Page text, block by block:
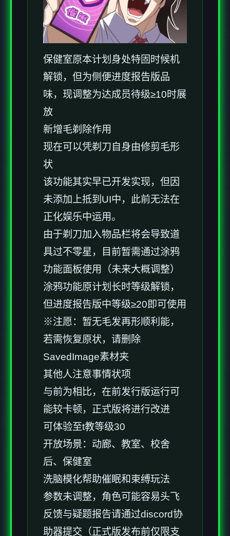
保健室原本计划身处特固时候机
解锁，但为侧便进度报告版品
味，现调整为达成员待级≥10时展
放
新增毛剃除作用
现在可以凭剃刀自身由修剪毛形
状
该功能其实早已开发实现，但因
未添加上抵到UI中，此前无法在
正化娱乐中运用。
由于剃刀加入物品栏将会导致道
具过不零星，目前暂需通过涂鸦
功能面板使用（未来大概调整）
涂鸦功能原计划长时等级解锁，
但进度报告版中等级≥20即可使用
※注愿：暂无毛发再形顺利能，
若需恢复原状，请删除
SavedImage素材夹
其他人注意事情状项
与前为相比，在前发行版运行可
能较卡顿，正式版将进行改进
可体验至t教等级30
开放场景：动廊、教室、校舍
后、保健室
洗脑模化帮助催眠和束缚玩法
参数未调整，角色可能容易头飞
反馈与疑题报告请通过discord协
助器提交（正式版发布前仅限支